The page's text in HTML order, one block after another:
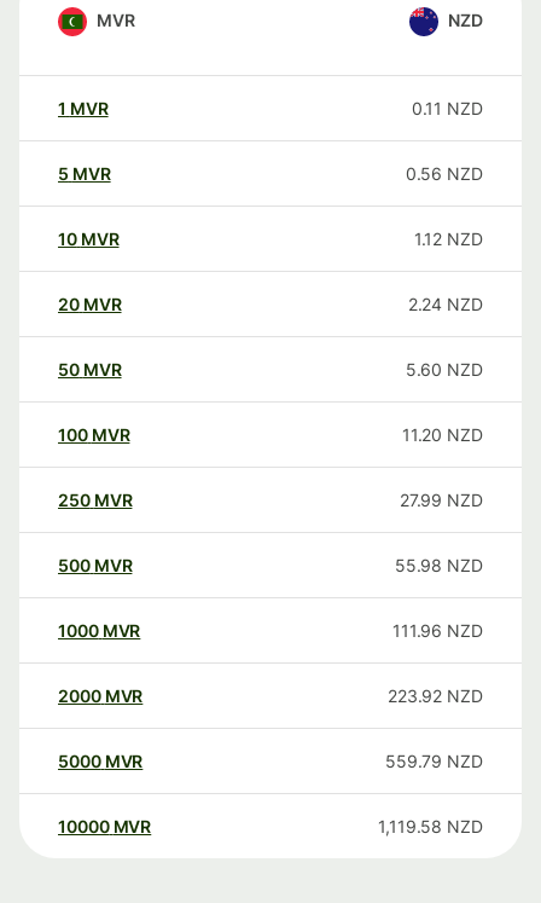
MVR NZD
1 MVR 0.11 NZD
5 MVR 0.56 NZD
10 MVR 1.12 NZD
20 MVR 2.24 NZD
50 MVR 5.60 NZD
100 MVR 11.20 NZD
250 MVR 27.99 NZD
500 MVR 55.98 NZD
1000 MVR 111.96 NZD
2000 MVR 223.92 NZD
5000 MVR 559.79 NZD
10000 MVR 1,119.58 NZD